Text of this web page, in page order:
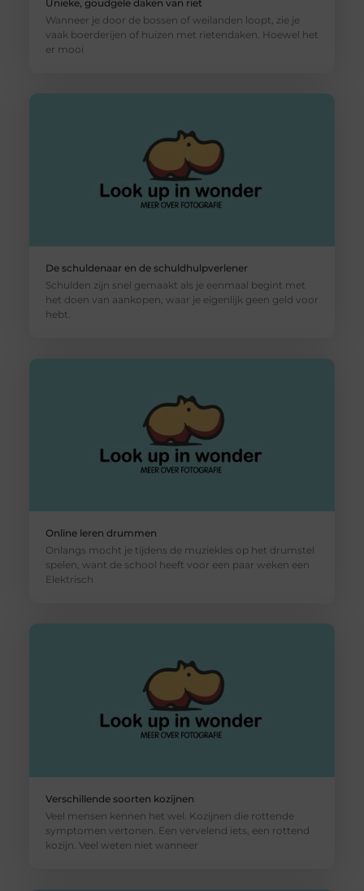
Unieke, goudgele daken van riet
Wanneer je door de bossen of weilanden loopt, zie je
vaak boerderijen of huizen met rietendaken. Hoewel het
er mooi
De schuldenaar en de schuldhulpverlener
Schulden zijn snel gemaakt als je eenmaal begint met
het doen van aankopen, waar je eigenlijk geen geld voor
hebt.
Online leren drummen
Onlangs mocht je tijdens de muziekles op het drumstel
spelen, want de school heeft voor een paar weken een
Elektrisch
Verschillende soorten kozijnen
Veel mensen kennen het wel. Kozijnen die rottende
symptomen vertonen. Een vervelend iets, een rottend
kozijn. Veel weten niet wanneer